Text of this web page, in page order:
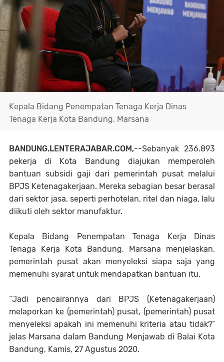
Kepala Bidang Penempatan Tenaga Kerja Dinas
Tenaga Kerja Kota Bandung, Marsana
BANDUNG.LENTERAJABAR.COM,--Sebanyak 236.893
pekerja di Kota Bandung diajukan memperoleh
bantuan subsidi gaji dari pemerintah pusat melalui
BPJS Ketenagakerjaan. Mereka sebagian besar berasal
dari sektor jasa, seperti perhotelan, ritel dan niaga, lalu
diikuti oleh sektor manufaktur.
Kepala Bidang Penempatan Tenaga Kerja Dinas
Tenaga Kerja Kota Bandung, Marsana menjelaskan,
pemerintah pusat akan menyeleksi siapa saja yang
memenuhi syarat untuk mendapatkan bantuan itu.
“Jadi pencairannya dari BPJS (Ketenagakerjaan)
melaporkan ke (pemerintah) pusat, (pemerintah) pusat
menyeleksi apakah ini memenuhi kriteria atau tidak?”
jelas Marsana dalam Bandung Menjawab di Balai Kota
Bandung, Kamis, 27 Agustus 2020.